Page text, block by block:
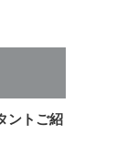
ントご紹